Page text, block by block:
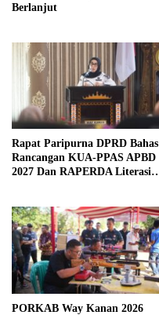
Berlanjut
Rapat Paripurna DPRD Bahas
Rancangan KUA-PPAS APBD
2027 Dan RAPERDA Literasi
PORKAB Way Kanan 2026